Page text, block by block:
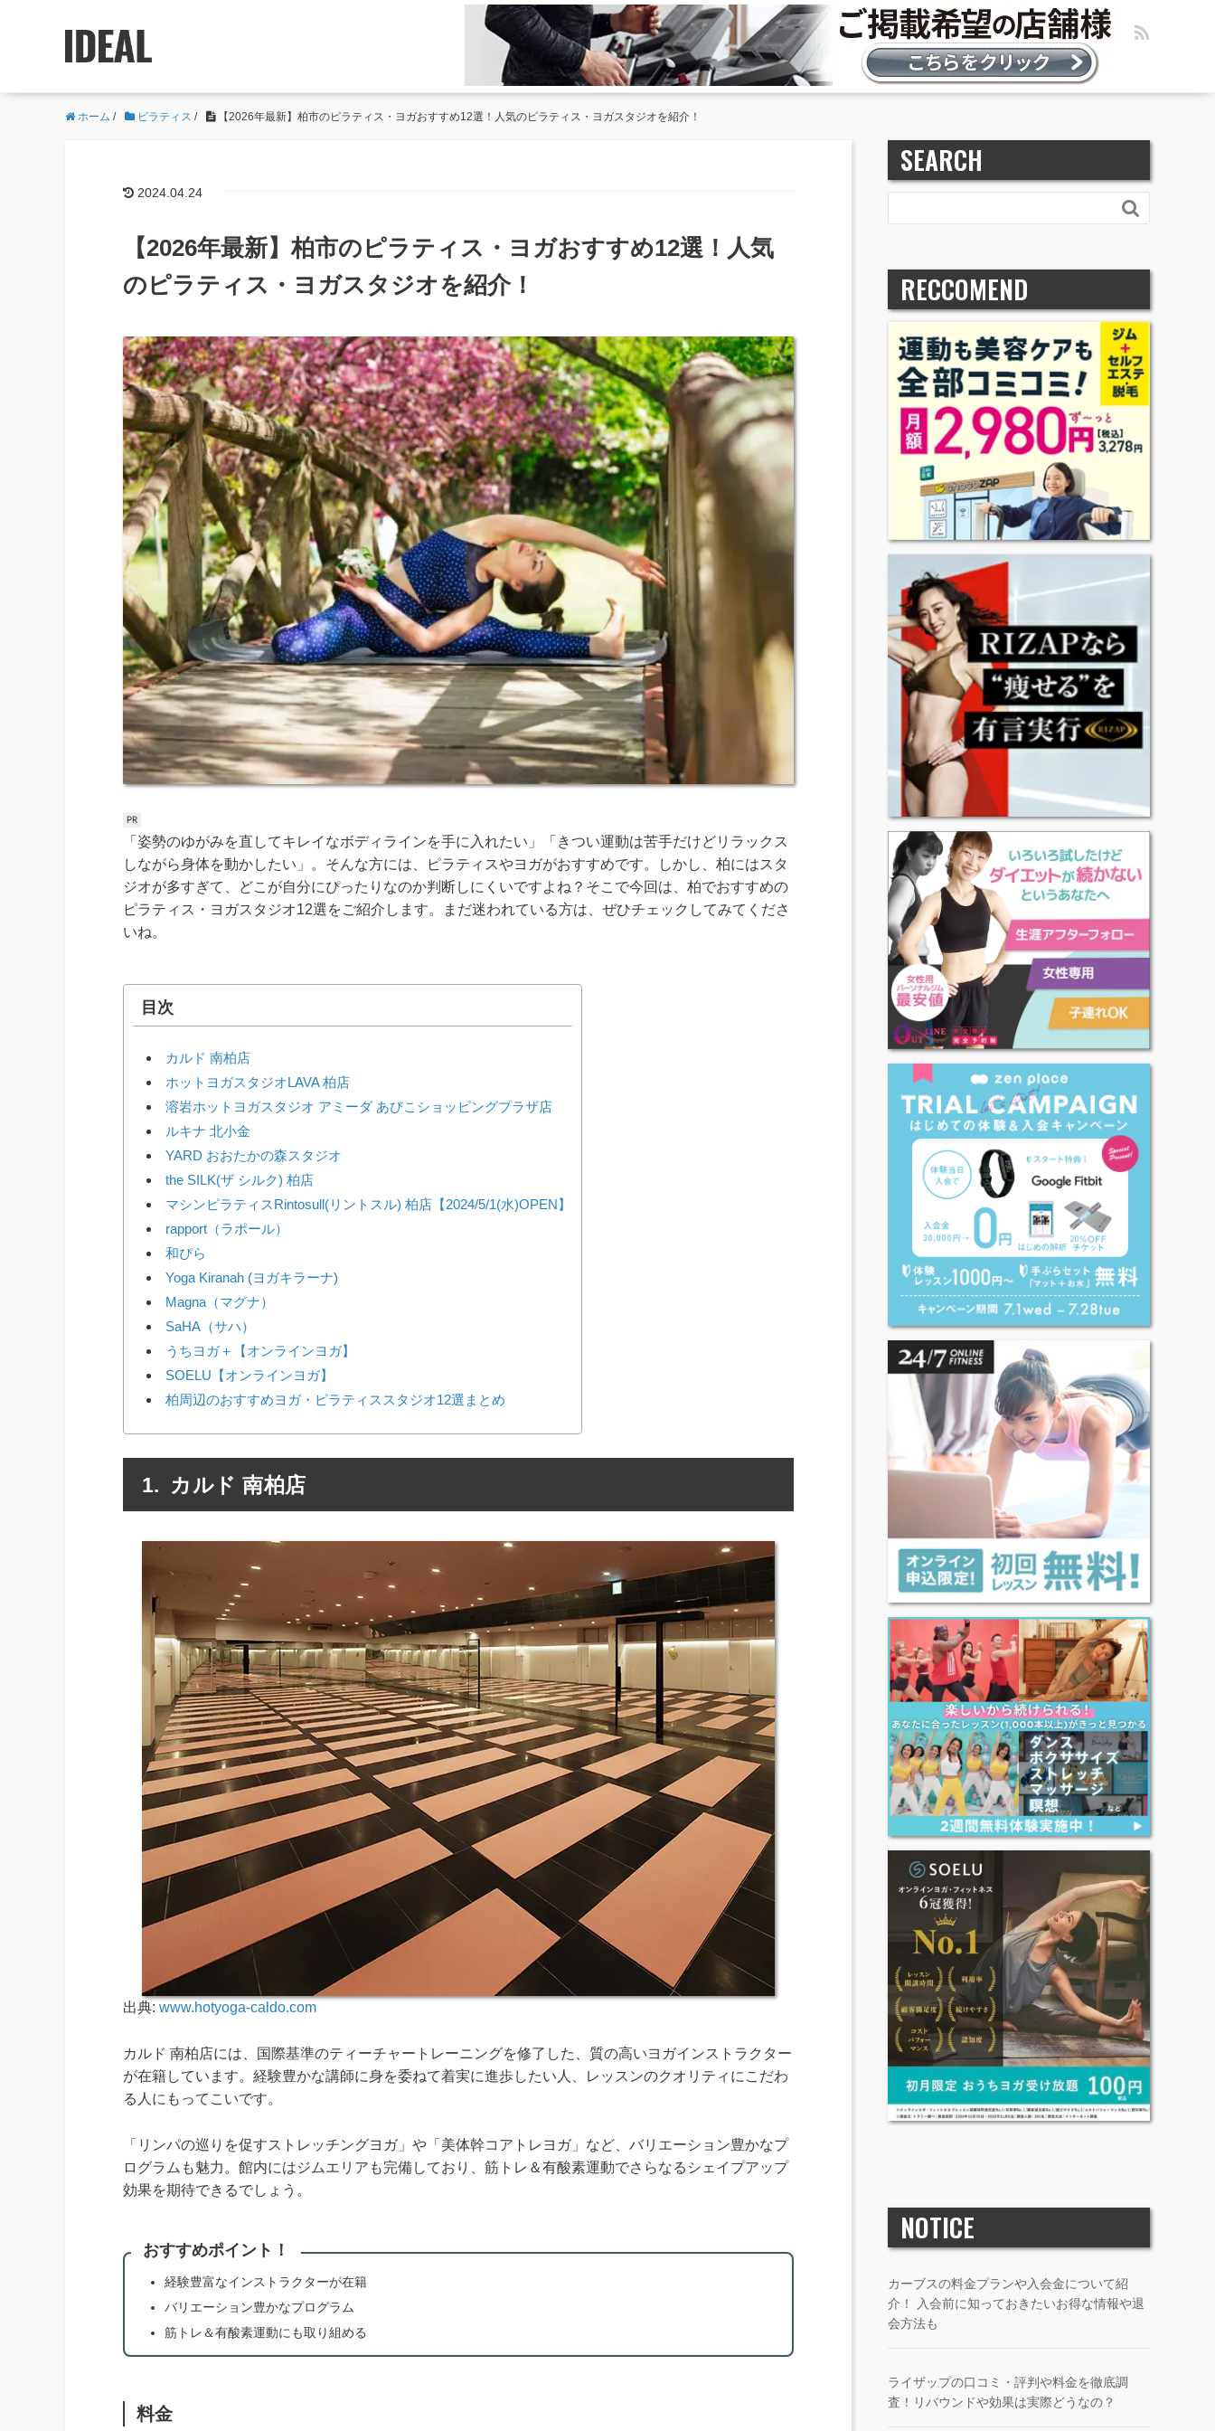
ホーム / ピラティス / 【2026年最新】柏市のピラティス・ヨガおすすめ12選！人気のピラティス・ヨガスタジオを紹介！
2024.04.24
【2026年最新】柏市のピラティス・ヨガおすすめ12選！人気
のピラティス・ヨガスタジオを紹介！
「姿勢のゆがみを直してキレイなボディラインを手に入れたい」「きつい運動は苦手だけどリラックス
しながら身体を動かしたい」。そんな方には、ピラティスやヨガがおすすめです。しかし、柏にはスタ
ジオが多すぎて、どこが自分にぴったりなのか判断しにくいですよね？そこで今回は、柏でおすすめの
ピラティス・ヨガスタジオ12選をご紹介します。まだ迷われている方は、ぜひチェックしてみてくださ
いね。
目次
カルド 南柏店
ホットヨガスタジオLAVA 柏店
溶岩ホットヨガスタジオ アミーダ あびこショッピングプラザ店
ルキナ 北小金
YARD おおたかの森スタジオ
the SILK(ザ シルク) 柏店
マシンピラティスRintosull(リントスル) 柏店【2024/5/1(水)OPEN】
rapport（ラポール）
和ぴら
Yoga Kiranah (ヨガキラーナ)
Magna（マグナ）
SaHA（サハ）
うちヨガ＋【オンラインヨガ】
SOELU【オンラインヨガ】
柏周辺のおすすめヨガ・ピラティススタジオ12選まとめ
カルド 南柏店
出典: www.hotyoga-caldo.com
カルド 南柏店には、国際基準のティーチャートレーニングを修了した、質の高いヨガインストラクター
が在籍しています。経験豊かな講師に身を委ねて着実に進歩したい人、レッスンのクオリティにこだわ
る人にもってこいです。
「リンパの巡りを促すストレッチングヨガ」や「美体幹コアトレヨガ」など、バリエーション豊かなプ
ログラムも魅力。館内にはジムエリアも完備しており、筋トレ＆有酸素運動でさらなるシェイプアップ
効果を期待できるでしょう。
おすすめポイント！
経験豊富なインストラクターが在籍
バリエーション豊かなプログラム
筋トレ＆有酸素運動にも取り組める
料金
SEARCH

RECCOMEND
NOTICE
カーブスの料金プランや入会金について紹
介！ 入会前に知っておきたいお得な情報や退
会方法も
ライザップの口コミ・評判や料金を徹底調
査！リバウンドや効果は実際どうなの？